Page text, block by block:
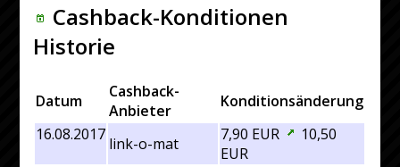
Cashback-Konditionen
Historie
Datum
Cashback-
Anbieter
Konditionsänderung
16.08.2017 link-o-mat 7,90 EUR
10,50
EUR